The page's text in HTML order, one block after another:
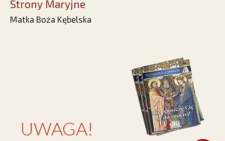
Strony Maryjne
Matka Boża Kębelska
UWAGA!